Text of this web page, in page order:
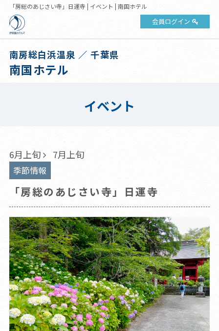
「房総のあじさい寺」日運寺 | イベント | 南国ホテル
会員ログイン
南房総白浜温泉 ／ 千葉県
南国ホテル
イベント
6月上旬 7月上旬
季節情報
「房総のあじさい寺」日運寺